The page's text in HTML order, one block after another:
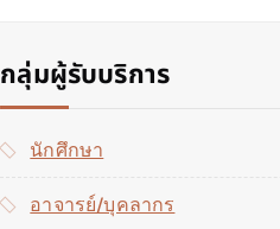
กลุ่มผู้รับบริการ
นักศึกษา
อาจารย์/บุคลากร